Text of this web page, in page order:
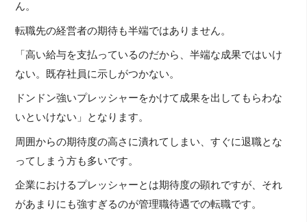
ん。
転職先の経営者の期待も半端ではありません。
「高い給与を支払っているのだから、半端な成果ではいけ
ない。既存社員に示しがつかない。
ドンドン強いプレッシャーをかけて成果を出してもらわな
いといけない」となります。
周囲からの期待度の高さに潰れてしまい、すぐに退職とな
ってしまう方も多いです。
企業におけるプレッシャーとは期待度の顕れですが、それ
があまりにも強すぎるのが管理職待遇での転職です。